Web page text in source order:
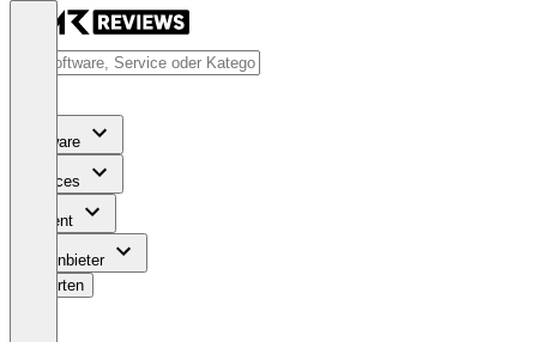
Software
Services
Content
Für Anbieter
Bewerten